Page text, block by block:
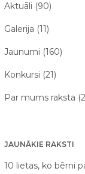
Aktuāli (90)
Galerija (11)
Jaunumi (160)
Konkursi (21)
Par mums raksta
JAUNĀKIE RAKSTI
10 lietas, ko bērni